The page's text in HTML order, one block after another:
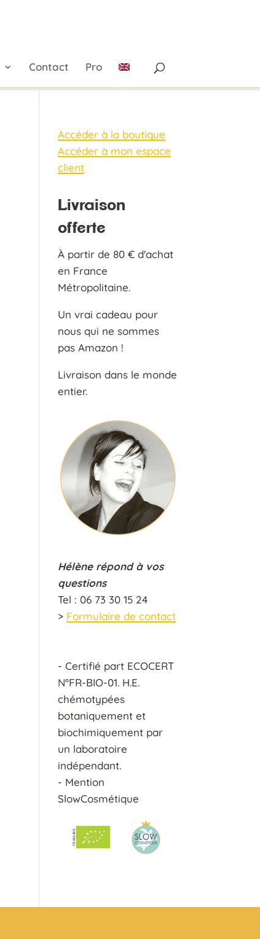
Contact Pro
Accéder à la boutique
Accéder à mon espace
client
Livraison
offerte
À partir de 80 € d'achat
en France
Métropolitaine.
Un vrai cadeau pour
nous qui ne sommes
pas Amazon !
Livraison dans le monde
entier.
Hélène répond à vos
questions
Tel : 06 73 30 15 24
> Formulaire de contact
- Certifié part ECOCERT
N°FR-BIO-01. H.E.
chémotypées
botaniquement et
biochimiquement par
un laboratoire
indépendant.
- Mention
SlowCosmétique